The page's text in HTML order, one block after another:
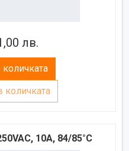
лв.
количката
10A, 84/85°C